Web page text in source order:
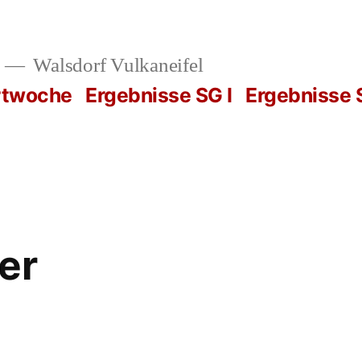
Walsdorf Vulkaneifel
Ergebnisse SG I Ergebnisse